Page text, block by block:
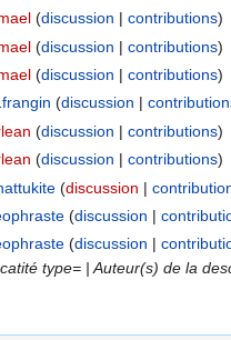
(discussion | contributions)
(discussion | contributions)
(discussion | contributions)
(discussion |
(discussion | contributions)
(discussion | contributions)
(discussion |
(discussion |
(discussion |
type= | Auteur(s) de la